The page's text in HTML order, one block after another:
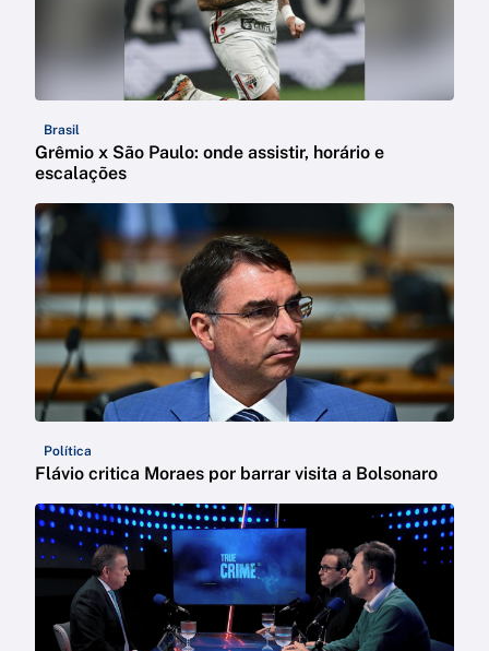
Brasil
Grêmio x São Paulo: onde assistir, horário e
escalações
Política
Flávio critica Moraes por barrar visita a Bolsonaro